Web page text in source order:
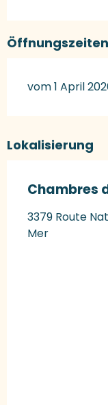
Öffnungszeiten
vom 1 April
Lokalisierung
Chambres
3379 Route
Mer